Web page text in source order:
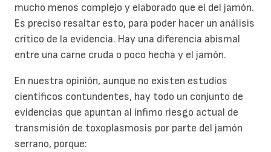
mucho menos complejo y elaborado que el del jamón.
Es preciso resaltar esto, para poder hacer un análisis
crítico de la evidencia. Hay una diferencia abismal
entre una carne cruda o poco hecha y el jamón.
En nuestra opinión, aunque no existen estudios
científicos contundentes, hay todo un conjunto de
evidencias que apuntan al ínfimo riesgo actual de
transmisión de toxoplasmosis por parte del jamón
serrano, porque: